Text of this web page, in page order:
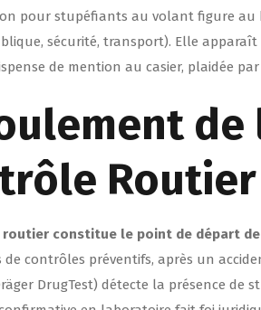
pour stupéfiants au volant figure au
sécurité, transport). Elle
de mention au casier, plaidée
de
constitue le point de départ
de contrôles préventifs, après un
DrugTest) détecte la présence de